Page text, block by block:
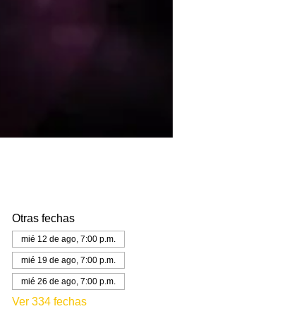
Otras fechas
mié 12 de ago, 7:00 p.m.
mié 19 de ago, 7:00 p.m.
mié 26 de ago, 7:00 p.m.
Ver 334 fechas